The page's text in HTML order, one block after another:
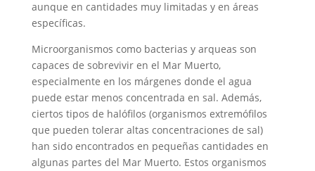
aunque en cantidades muy limitadas y en áreas
específicas.
Microorganismos como bacterias y arqueas son
capaces de sobrevivir en el Mar Muerto,
especialmente en los márgenes donde el agua
puede estar menos concentrada en sal. Además,
ciertos tipos de halófilos (organismos extremófilos
que pueden tolerar altas concentraciones de sal)
han sido encontrados en pequeñas cantidades en
algunas partes del Mar Muerto. Estos organismos